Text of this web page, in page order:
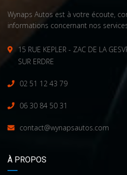
Wynaps Autos est à votre écoute,
informations concernant nos
15 RUE KEPLER - ZAC DE LA
SUR ERDRE
02 51 12 43 79
06 30 84 50 31
contact@wynapsautos.com
À PROPOS